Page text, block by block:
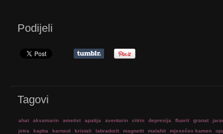
Podijeli
Tagovi
ahat akvamarin ametist apatija aventurin citrin depresija fluorit granat
jetra
kapha karneol kristali labradorit magnetit malahit mjesečev kamen